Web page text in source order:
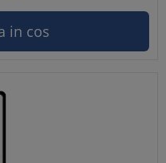
in cos